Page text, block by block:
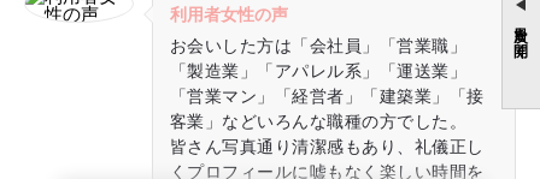
目次を開く
利用者女性の声
お会いした方は「会社員」「営業職」
「製造業」「アパレル系」「運送業」
「営業マン」「経営者」「建築業」「接
客業」などいろんな職種の方でした。
皆さん写真通り清潔感もあり、礼儀正し
くプロフィールに嘘もなく楽しい時間を